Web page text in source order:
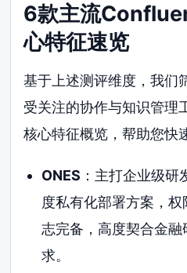
6款主流
心特征速览
基于上述测评维度，我们
受关注的协作与知识管理
核心特征概览，帮助您快
ONES ：主打企业级
度私有化部署方案，
志完备，高度契合金
求。